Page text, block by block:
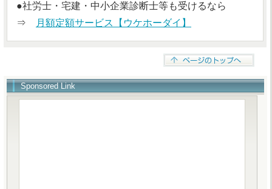
●社労士・宅建・中小企業診断士等も受けるなら
⇒
月額定額サービス【ウケホーダイ】
Sponsored Link